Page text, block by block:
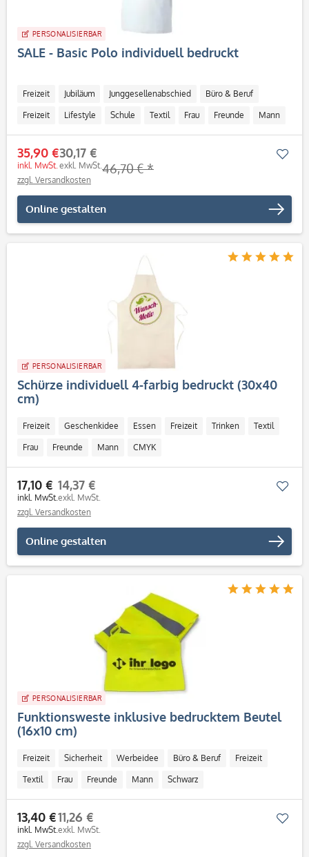
PERSONALISIERBAR
SALE - Basic Polo individuell bedruckt
Freizeit Jubiläum Junggesellenabschied Büro & Beruf
Freizeit Lifestyle Schule Textil Frau Freunde Mann
CMYK
35,90 €
inkl. MwSt.
30,17 €
exkl. MwSt.46,70 € *
zzgl. Versandkosten
Online gestalten
PERSONALISIERBAR
Schürze individuell 4-farbig bedruckt (30x40
cm)
Freizeit Geschenkidee Essen Freizeit Trinken Textil
Frau Freunde Mann CMYK
Personalisierbar / Onlinegestaltung
17,10 €
inkl. MwSt.
14,37 €
exkl. MwSt.
zzgl. Versandkosten
Online gestalten
PERSONALISIERBAR
Funktionsweste inklusive bedrucktem Beutel
(16x10 cm)
Freizeit Sicherheit Werbeidee Büro & Beruf Freizeit
Textil Frau Freunde Mann Schwarz
13,40 €
inkl. MwSt.
11,26 €
exkl. MwSt.
zzgl. Versandkosten